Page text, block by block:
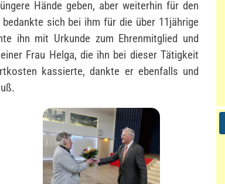
Hände geben, aber weiterhin für den
sich bei ihm für die über 11jährige
ihn mit Urkunde zum Ehrenmitglied und
Frau Helga, die ihn bei dieser Tätigkeit
kassierte, dankte er ebenfalls und